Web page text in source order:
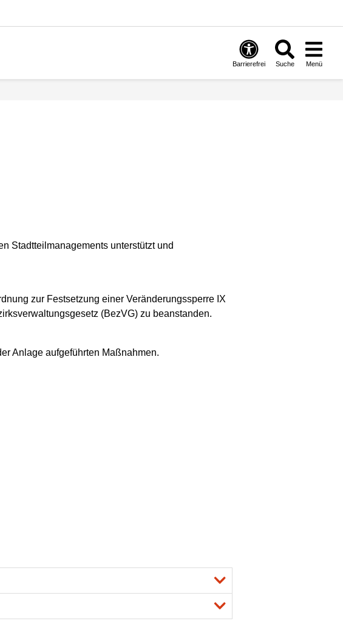
Barrierefrei Suche Menü
Stadtteilmanagements unterstützt und
zur Festsetzung einer Veränderungssperre IX
(BezVG) zu beanstanden.
Anlage aufgeführten Maßnahmen.